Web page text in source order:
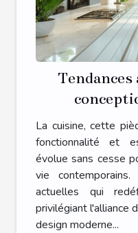
La cuisine, cette
fonctionnalité et
évolue sans cesse
vie
actuelles qui
privilégiant l'alliance
design moderne...